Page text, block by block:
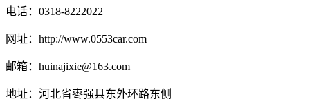
电话：0318-8222022
网址：http://www.0553car.com
邮箱：huinajixie@163.com
地址：河北省枣强县东外环路东侧